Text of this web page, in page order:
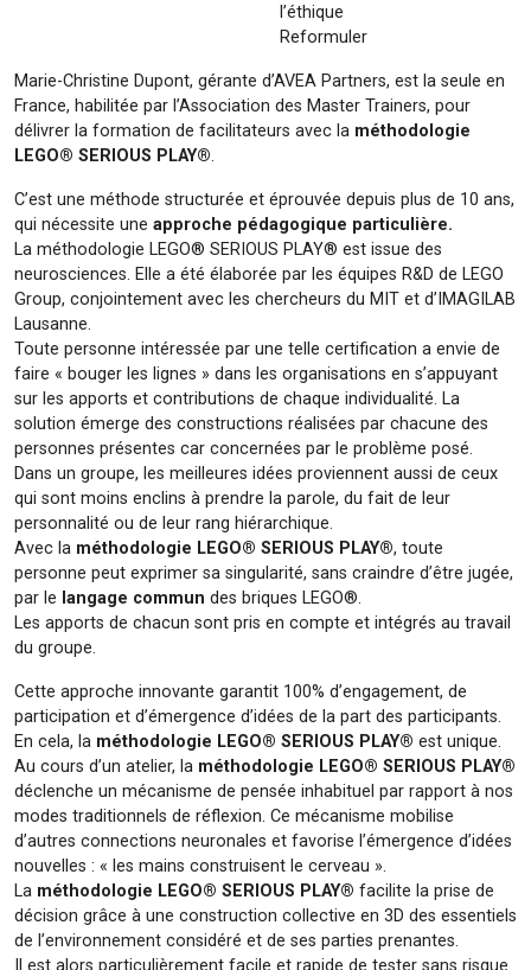
l’éthique
Reformuler
Marie-Christine Dupont, gérante d’AVEA Partners, est la seule en
France, habilitée par l’Association des Master Trainers, pour
délivrer la formation de facilitateurs avec la méthodologie
LEGO® SERIOUS PLAY®.
C’est une méthode structurée et éprouvée depuis plus de 10 ans,
qui nécessite une approche pédagogique particulière.
La méthodologie LEGO® SERIOUS PLAY® est issue des
neurosciences. Elle a été élaborée par les équipes R&D de LEGO
Group, conjointement avec les chercheurs du MIT et d’IMAGILAB
Lausanne.
Toute personne intéressée par une telle certification a envie de
faire « bouger les lignes » dans les organisations en s’appuyant
sur les apports et contributions de chaque individualité. La
solution émerge des constructions réalisées par chacune des
personnes présentes car concernées par le problème posé.
Dans un groupe, les meilleures idées proviennent aussi de ceux
qui sont moins enclins à prendre la parole, du fait de leur
personnalité ou de leur rang hiérarchique.
Avec la méthodologie LEGO® SERIOUS PLAY®, toute
personne peut exprimer sa singularité, sans craindre d’être jugée,
par le langage commun des briques LEGO®.
Les apports de chacun sont pris en compte et intégrés au travail
du groupe.
Cette approche innovante garantit 100% d’engagement, de
participation et d’émergence d’idées de la part des participants.
En cela, la méthodologie LEGO® SERIOUS PLAY® est unique.
Au cours d’un atelier, la méthodologie LEGO® SERIOUS PLAY®
déclenche un mécanisme de pensée inhabituel par rapport à nos
modes traditionnels de réflexion. Ce mécanisme mobilise
d’autres connections neuronales et favorise l’émergence d’idées
nouvelles : « les mains construisent le cerveau ».
La méthodologie LEGO® SERIOUS PLAY® facilite la prise de
décision grâce à une construction collective en 3D des essentiels
de l’environnement considéré et de ses parties prenantes.
Il est alors particulièrement facile et rapide de tester sans risque